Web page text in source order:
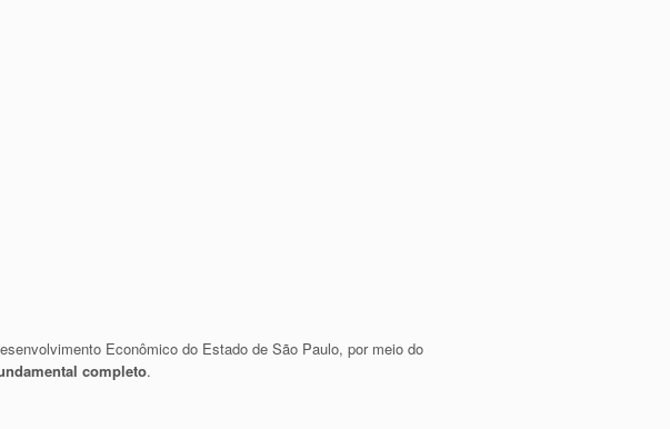
Econômico do Estado de São Paulo, por meio do
completo.